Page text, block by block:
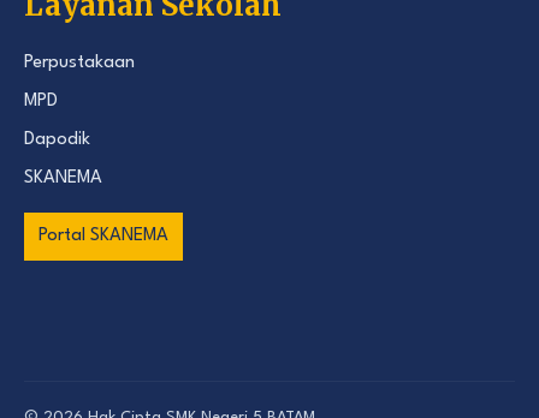
Perpustakaan
MPD
Dapodik
SKANEMA
Portal SKANEMA